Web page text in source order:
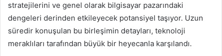
stratejilerini ve genel olarak bilgisayar pazarındaki
dengeleri derinden etkileyecek potansiyel taşıyor. Uzun
süredir konuşulan bu birleşimin detayları, teknoloji
meraklıları tarafından büyük bir heyecanla karşılandı.